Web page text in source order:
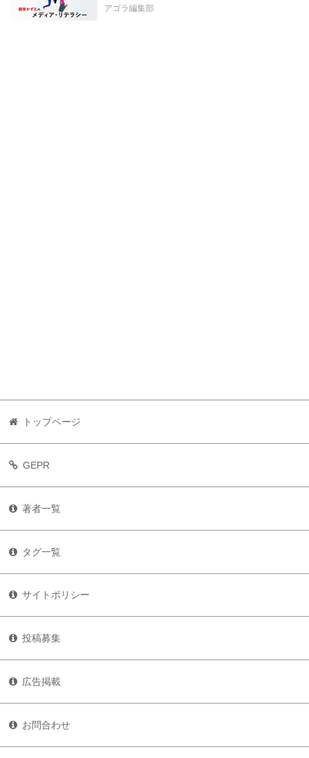
アゴラ編集部
トップページ
GEPR
著者一覧
タグ一覧
サイトポリシー
投稿募集
広告掲載
お問合わせ